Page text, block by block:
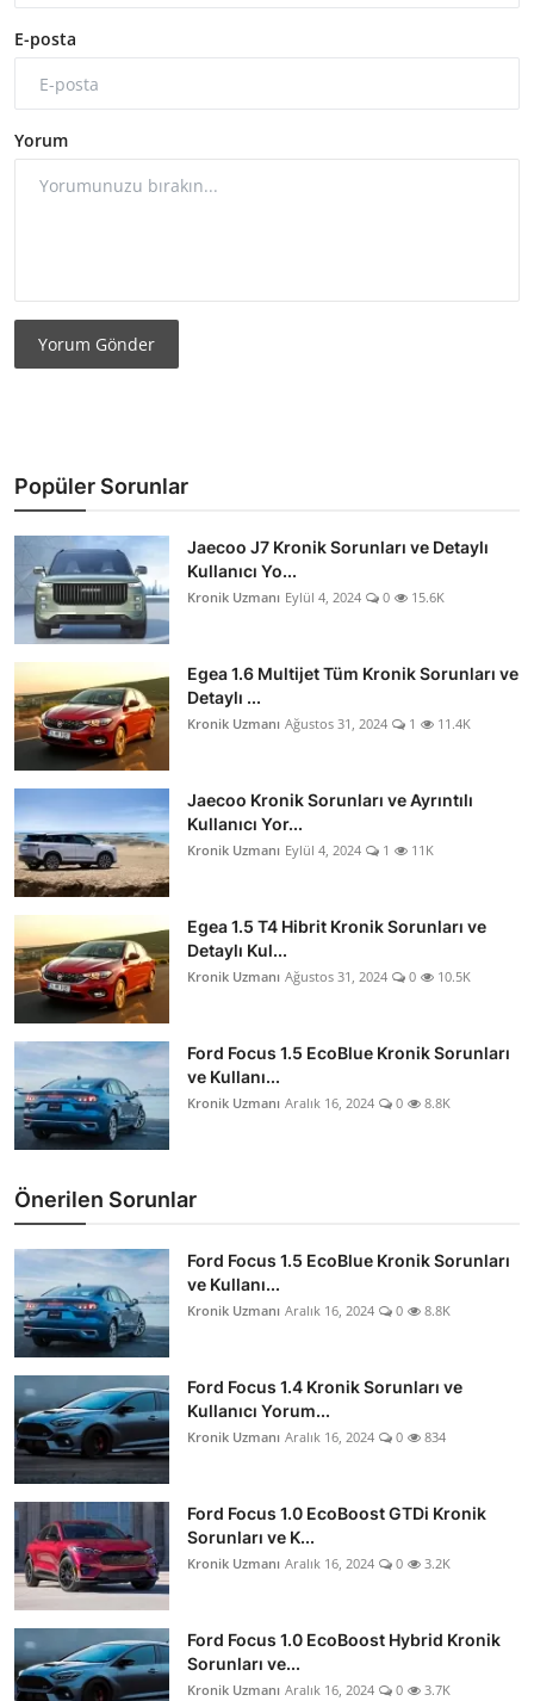
E-posta
Yorum
Yorum Gönder
Popüler Sorunlar
Jaecoo J7 Kronik Sorunları ve Detaylı
Kullanıcı Yo...
Kronik Uzmanı Eylül 4, 2024 0 15.6K
Egea 1.6 Multijet Tüm Kronik Sorunları ve
Detaylı ...
Kronik Uzmanı Ağustos 31, 2024 1 11.4K
Jaecoo Kronik Sorunları ve Ayrıntılı
Kullanıcı Yor...
Kronik Uzmanı Eylül 4, 2024 1 11K
Egea 1.5 T4 Hibrit Kronik Sorunları ve
Detaylı Kul...
Kronik Uzmanı Ağustos 31, 2024 0 10.5K
Ford Focus 1.5 EcoBlue Kronik Sorunları
ve Kullanı...
Kronik Uzmanı Aralık 16, 2024 0 8.8K
Önerilen Sorunlar
Ford Focus 1.5 EcoBlue Kronik Sorunları
ve Kullanı...
Kronik Uzmanı Aralık 16, 2024 0 8.8K
Ford Focus 1.4 Kronik Sorunları ve
Kullanıcı Yorum...
Kronik Uzmanı Aralık 16, 2024 0 834
Ford Focus 1.0 EcoBoost GTDi Kronik
Sorunları ve K...
Kronik Uzmanı Aralık 16, 2024 0 3.2K
Ford Focus 1.0 EcoBoost Hybrid Kronik
Sorunları ve...
Kronik Uzmanı Aralık 16, 2024 0 3.7K